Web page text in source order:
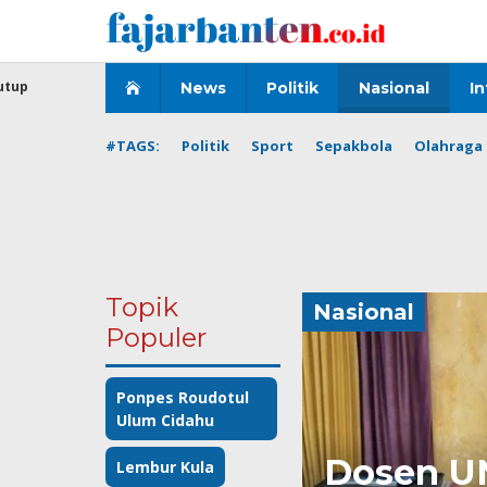
News Politik Nasional
#TAGS: Politik Sport Sepakbola
Topik
Populer
Ponpes Roudotul
Ulum Cidahu
Lembur Kula
Dosen
Nasional